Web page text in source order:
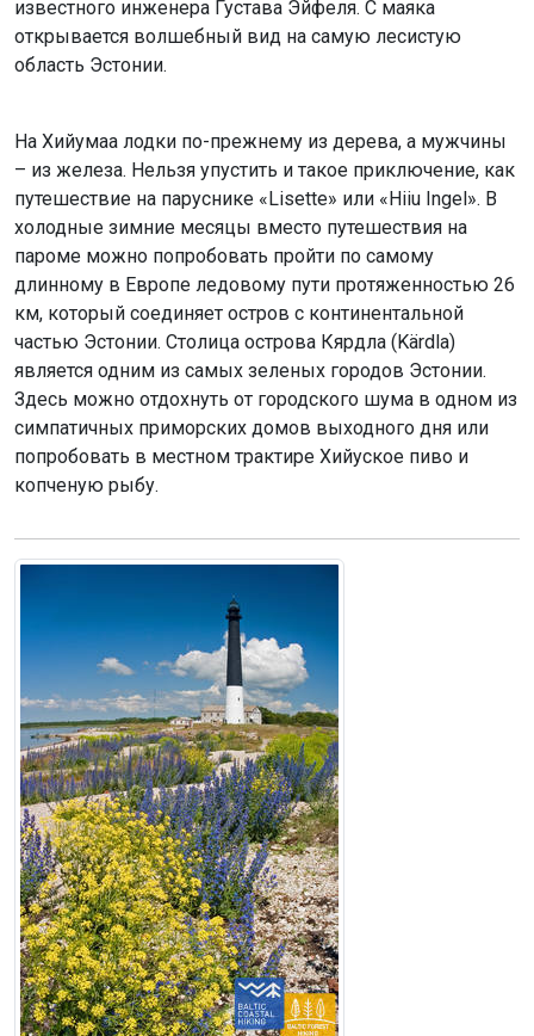
известного инженера Густава Эйфеля. С маяка
открывается волшебный вид на самую лесистую
область Эстонии.
На Хийумаа лодки по-прежнему из дерева, а мужчины
– из железа. Нельзя упустить и такое приключение, как
путешествие на паруснике «Lisette» или «Hiiu Ingel». В
холодные зимние месяцы вместо путешествия на
пароме можно попробовать пройти по самому
длинному в Европе ледовому пути протяженностью 26
км, который соединяет остров с континентальной
частью Эстонии. Столица острова Кярдла (Kärdla)
является одним из самых зеленых городов Эстонии.
Здесь можно отдохнуть от городского шума в одном из
симпатичных приморских домов выходного дня или
попробовать в местном трактире Хийуское пиво и
копченую рыбу.